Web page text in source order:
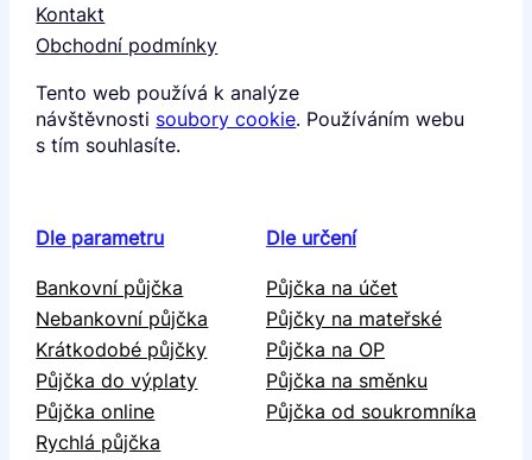
Kontakt
Obchodní podmínky
Tento web používá k analýze
návštěvnosti soubory cookie. Používáním webu
s tím souhlasíte.
Dle parametru
Bankovní půjčka
Nebankovní půjčka
Krátkodobé půjčky
Půjčka do výplaty
Půjčka online
Rychlá půjčka
Dle určení
Půjčka na účet
Půjčky na mateřské
Půjčka na OP
Půjčka na směnku
Půjčka od soukromníka